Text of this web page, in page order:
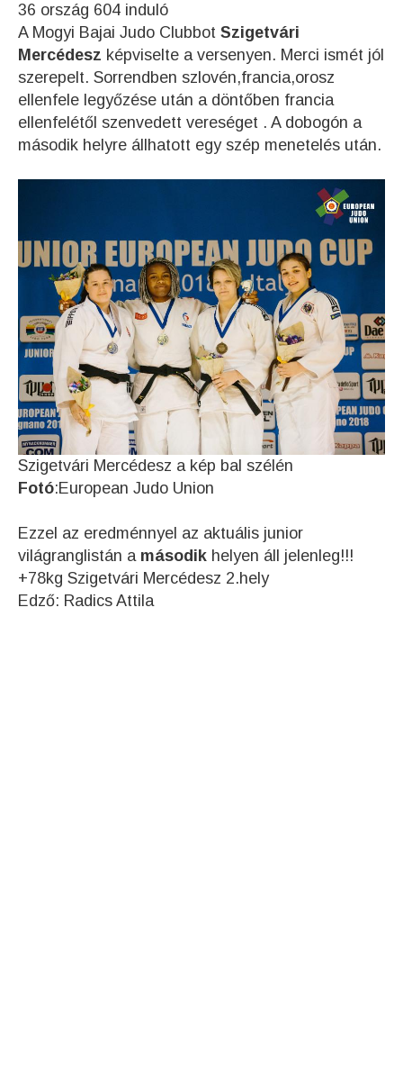
36 ország 604 induló
A Mogyi Bajai Judo Clubbot Szigetvári
Mercédesz képviselte a versenyen. Merci ismét jól
szerepelt. Sorrendben szlovén,francia,orosz
ellenfele legyőzése után a döntőben francia
ellenfelétől szenvedett vereséget . A dobogón a
második helyre állhatott egy szép menetelés után.
Szigetvári Mercédesz a kép bal szélén
Fotó:European Judo Union
Ezzel az eredménnyel az aktuális junior
világranglistán a második helyen áll jelenleg!!!
+78kg Szigetvári Mercédesz 2.hely
Edző: Radics Attila